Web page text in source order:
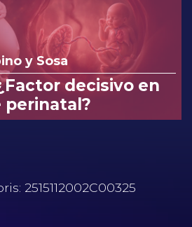
y Sosa
decisivo en
perinatal?
2515112002C00325